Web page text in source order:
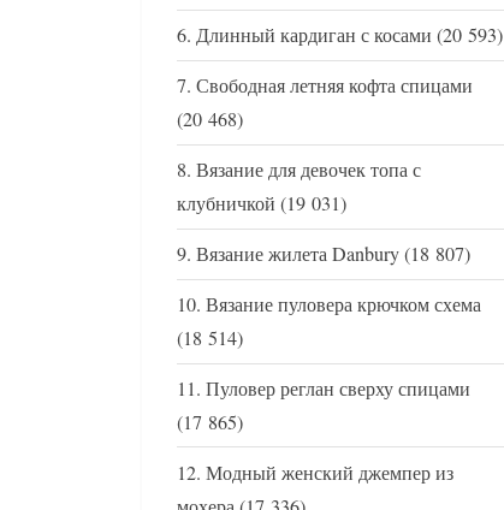
Длинный кардиган с косами (20 593)
Свободная летняя кофта спицами
(20 468)
Вязание для девочек топа с
клубничкой (19 031)
Вязание жилета Danbury(18 807)
Вязание пуловера крючком схема
(18 514)
Пуловер реглан сверху спицами
(17 865)
Модный женский джемпер из